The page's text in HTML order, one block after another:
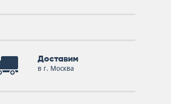
Доставим
в г. Москва